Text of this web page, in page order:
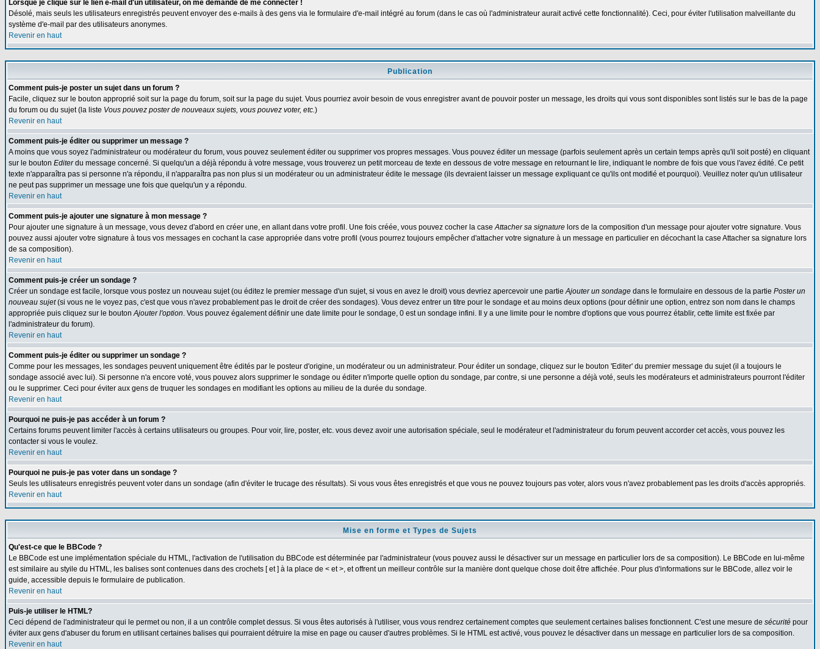
Lorsque je clique sur le lien e-mail d'un utilisateur, on me demande de me connecter !
Désolé, mais seuls les utilisateurs enregistrés peuvent envoyer des e-mails à des gens via le formulaire d'e-mail intégré au forum (dans le cas où l'administrateur aurait activé cette fonctionnalité). Ceci, pour éviter l'utilisation malveillante du
système d'e-mail par des utilisateurs anonymes.
Revenir en haut
Publication
Comment puis-je poster un sujet dans un forum ?
Facile, cliquez sur le bouton approprié soit sur la page du forum, soit sur la page du sujet. Vous pourriez avoir besoin de vous enregistrer avant de pouvoir poster un message, les droits qui vous sont disponibles sont listés sur le bas de la page
du forum ou du sujet (la liste Vous pouvez poster de nouveaux sujets, vous pouvez voter, etc.)
Revenir en haut
Comment puis-je éditer ou supprimer un message ?
A moins que vous soyez l'administrateur ou modérateur du forum, vous pouvez seulement éditer ou supprimer vos propres messages. Vous pouvez éditer un message (parfois seulement après un certain temps après qu'il soit posté) en cliquant
sur le bouton Editerdu message concerné. Si quelqu'un a déjà répondu à votre message, vous trouverez un petit morceau de texte en dessous de votre message en retournant le lire, indiquant le nombre de fois que vous l'avez édité. Ce petit
texte n'apparaîtra pas si personne n'a répondu, il n'apparaîtra pas non plus si un modérateur ou un administrateur édite le message (ils devraient laisser un message expliquant ce qu'ils ont modifié et pourquoi). Veuillez noter qu'un utilisateur
ne peut pas supprimer un message une fois que quelqu'un y a répondu.
Revenir en haut
Comment puis-je ajouter une signature à mon message ?
Pour ajouter une signature à un message, vous devez d'abord en créer une, en allant dans votre profil. Une fois créée, vous pouvez cocher la caseAttacher sa signature lors de la composition d'un message pour ajouter votre signature. Vous
pouvez aussi ajouter votre signature à tous vos messages en cochant la case appropriée dans votre profil (vous pourrez toujours empêcher d'attacher votre signature à un message en particulier en décochant la case Attacher sa signature lors
de sa composition).
Revenir en haut
Comment puis-je créer un sondage ?
Créer un sondage est facile, lorsque vous postez un nouveau sujet (ou éditez le premier message d'un sujet, si vous en avez le droit) vous devriez apercevoir une partieAjouter un sondage dans le formulaire en dessous de la partie Poster un
nouveau sujet(si vous ne le voyez pas, c'est que vous n'avez probablement pas le droit de créer des sondages). Vous devez entrer un titre pour le sondage et au moins deux options (pour définir une option, entrez son nom dans le champs
appropriée puis cliquez sur le boutonAjouter l'option. Vous pouvez également définir une date limite pour le sondage, 0 est un sondage infini. Il y a une limite pour le nombre d'options que vous pourrez établir, cette limite est fixée par
l'administrateur du forum).
Revenir en haut
Comment puis-je éditer ou supprimer un sondage ?
Comme pour les messages, les sondages peuvent uniquement être édités par le posteur d'origine, un modérateur ou un administrateur. Pour éditer un sondage, cliquez sur le bouton 'Editer' du premier message du sujet (il a toujours le
sondage associé avec lui). Si personne n'a encore voté, vous pouvez alors supprimer le sondage ou éditer n'importe quelle option du sondage, par contre, si une personne a déjà voté, seuls les modérateurs et administrateurs pourront l'éditer
ou le supprimer. Ceci pour éviter aux gens de truquer les sondages en modifiant les options au milieu de la durée du sondage.
Revenir en haut
Pourquoi ne puis-je pas accéder à un forum ?
Certains forums peuvent limiter l'accès à certains utilisateurs ou groupes. Pour voir, lire, poster, etc. vous devez avoir une autorisation spéciale, seul le modérateur et l'administrateur du forum peuvent accorder cet accès, vous pouvez les
contacter si vous le voulez.
Revenir en haut
Pourquoi ne puis-je pas voter dans un sondage ?
Seuls les utilisateurs enregistrés peuvent voter dans un sondage (afin d'éviter le trucage des résultats). Si vous vous êtes enregistrés et que vous ne pouvez toujours pas voter, alors vous n'avez probablement pas les droits d'accès appropriés.
Revenir en haut
Mise en forme et Types de Sujets
Qu'est-ce que le BBCode ?
Le BBCode est une implémentation spéciale du HTML, l'activation de l'utilisation du BBCode est déterminée par l'administrateur (vous pouvez aussi le désactiver sur un message en particulier lors de sa composition). Le BBCode en lui-même
est similaire au styile du HTML, les balises sont contenues dans des crochets [ et ] à la place de < et >, et offrent un meilleur contrôle sur la manière dont quelque chose doit être affichée. Pour plus d'informations sur le BBCode, allez voir le
guide, accessible depuis le formulaire de publication.
Revenir en haut
Puis-je utiliser le HTML?
Ceci dépend de l'administrateur qui le permet ou non, il a un contrôle complet dessus. Si vous êtes autorisés à l'utiliser, vous vous rendrez certainement comptes que seulement certaines balises fonctionnent. C'est une mesure de sécurité pour
éviter aux gens d'abuser du forum en utilisant certaines balises qui pourraient détruire la mise en page ou causer d'autres problèmes. Si le HTML est activé, vous pouvez le désactiver dans un message en particulier lors de sa composition.
Revenir en haut